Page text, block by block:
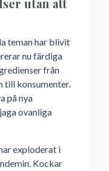
utan att
teman har blivit
nu färdiga
från
till konsumenter.
på nya
ovanliga
exploderat i
Kockar